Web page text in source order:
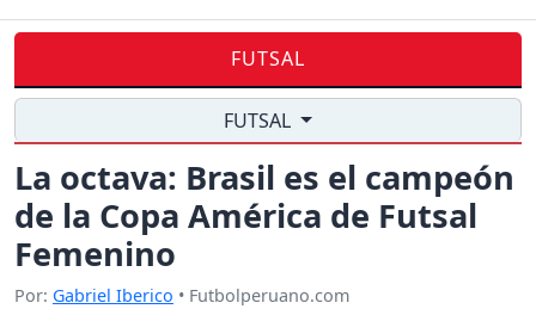
FUTSAL
FUTSAL
La octava: Brasil es el campeón
de la Copa América de Futsal
Femenino
Por: Gabriel Iberico • Futbolperuano.com